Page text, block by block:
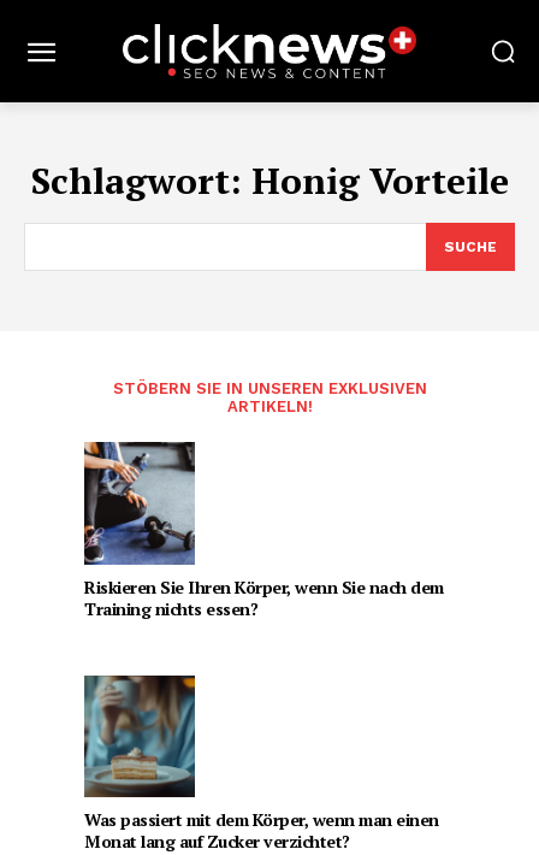
Schlagwort: Honig Vorteile
SUCHE
STÖBERN SIE IN UNSEREN EXKLUSIVEN
ARTIKELN!
Riskieren Sie Ihren Körper, wenn Sie nach dem
Training nichts essen?
Was passiert mit dem Körper, wenn man einen
Monat lang auf Zucker verzichtet?